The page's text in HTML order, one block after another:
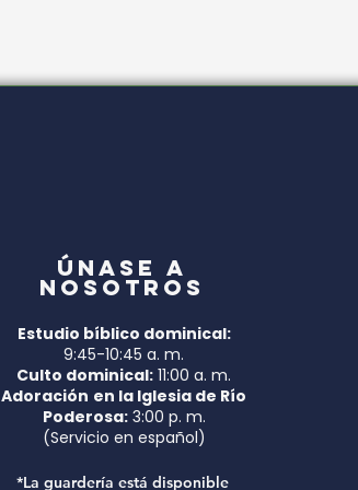
Únase a
nosotros
Estudio bíblico dominical:
9:45-10:45 a. m.
Culto dominical: 11:00 a. m.
Adoración en la Iglesia de Río
Poderosa:3:00 p. m.
(Servicio en español)
*La guardería está disponible